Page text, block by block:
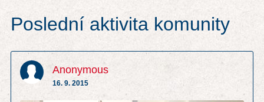
Poslední aktivita komunity
Anonymous
16. 9. 2015